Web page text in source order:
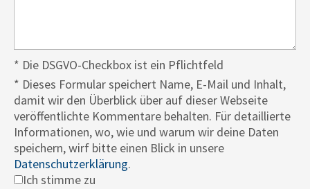
* Die DSGVO-Checkbox ist ein Pflichtfeld
* Dieses Formular speichert Name, E-Mail und Inhalt,
damit wir den Überblick über auf dieser Webseite
veröffentlichte Kommentare behalten. Für detaillierte
Informationen, wo, wie und warum wir deine Daten
speichern, wirf bitte einen Blick in unsere
Datenschutzerklärung.
Ich stimme zu